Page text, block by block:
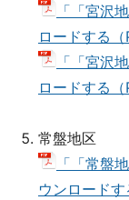
「「宮沢
ロードする（
「「宮沢
ロードする（
常盤地区
「「常盤
ウンロードす